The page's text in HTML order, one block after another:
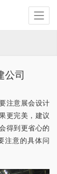
公司
注意展会设计
更完美，建议
得到更省心的
注意的具体问